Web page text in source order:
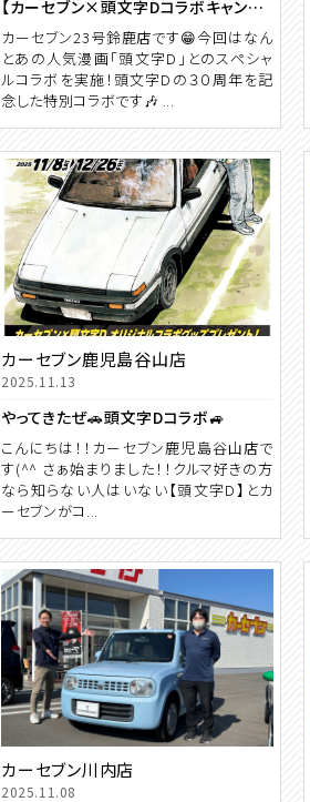
【カーセブン×頭文字Dコラボキャンペーン】実施中☺
カーセブン23号鈴鹿店です😁今回はなん
とあの人気漫画「頭文字D」とのスペシャ
ルコラボを実施！頭文字Dの３０周年を記
念した特別コラボです🎶 ...
カーセブン鹿児島谷山店
2025.11.13
やってきたぜ🚗頭文字Dコラボ🚙
こんにちは！！カーセブン鹿児島谷山店で
す(^^ さぁ始まりました！！クルマ好きの方
なら知らない人はいない【頭文字D】とカ
ーセブンがコ...
カーセブン川内店
2025.11.08